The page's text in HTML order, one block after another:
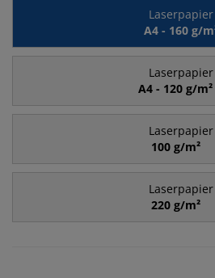
Laserpapier
A4 - 160 g/
Laserpapier
A4 - 120 g/m²
Laserpapier
100 g/m²
Laserpapier
220 g/m²